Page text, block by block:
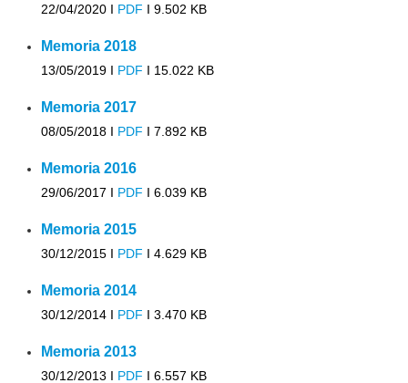
22/04/2020 I PDF I 9.502 KB
Memoria 2018
13/05/2019 I PDF I 15.022 KB
Memoria 2017
08/05/2018 I PDF I 7.892 KB
Memoria 2016
29/06/2017 I PDF I 6.039 KB
Memoria 2015
30/12/2015 I PDF I 4.629 KB
Memoria 2014
30/12/2014 I PDF I 3.470 KB
Memoria 2013
30/12/2013 I PDF I 6.557 KB